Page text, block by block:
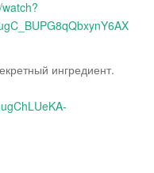
ингредиент.